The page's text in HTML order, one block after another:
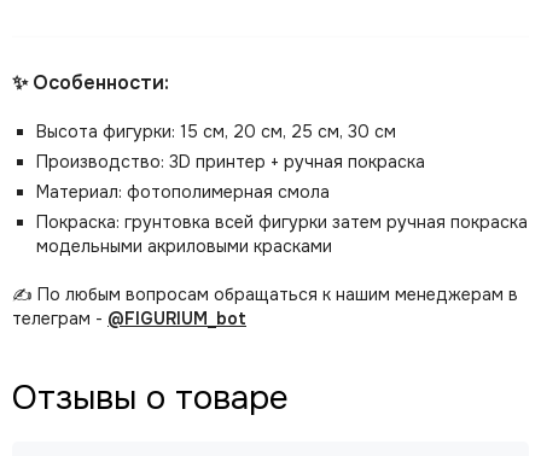
✨ Особенности:
Высота фигурки: 15 см, 20 см, 25 см, 30 см
Производство: 3D принтер + ручная покраска
Материал: фотополимерная смола
Покраска: грунтовка всей фигурки затем ручная покраска
модельными акриловыми красками
✍️ По любым вопросам обращаться к нашим менеджерам в
телеграм - @FIGURIUM_bot
Отзывы о товаре